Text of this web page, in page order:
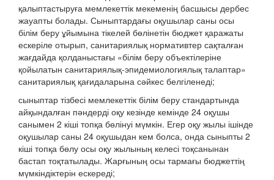
қалыптастыруға мемлекеттік мекеменің басшысы дербес
жауапты болады. Сыныптардағы оқушылар саны осы
білім беру ұйымына тікелей бөлінетін бюджет қаражаты
ескеріле отырып, санитариялық нормативтер сақталған
жағдайда қолданыстағы «білім беру объектілеріне
қойылатын санитариялық-эпидемиологиялық талаптар»
санитариялық қағидаларына сәйкес белгіленеді;
сыныптар тізбесі мемлекеттік білім беру стандартында
айқындалған пәндерді оқу кезінде кемінде 24 оқушы
санымен 2 кіші топқа бөлінуі мүмкін. Егер оқу жылы ішінде
оқушылар саны 24 оқушыдан кем болса, онда сыныпты 2
кіші топқа бөлу осы оқу жылының келесі тоқсанынан
бастап тоқтатылады. Жарғының осы тармағы бюджеттің
мүмкіндіктерін ескереді;